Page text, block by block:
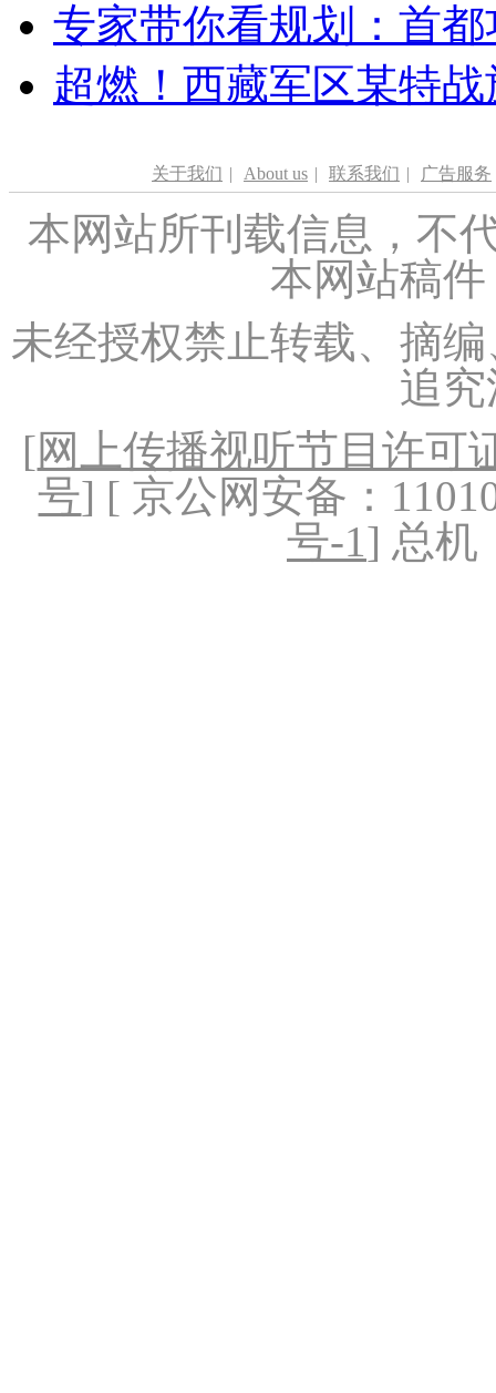
专家带你看规划：首
超燃！西藏军区某特
关于我们 | About us | 联系我们 | 广告服务
本网站所刊载信息，不
本网站稿
未经授权禁止转载、摘
追
[网上传播视听节目许可
号] [ 京公网安备：
号-1] 总机